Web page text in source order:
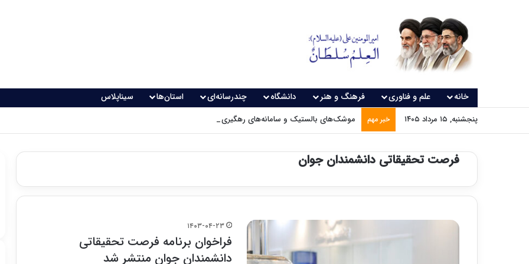
خانه علم و فناوری فرهنگ و هنر دانشگاه چندرسانه‌ای استان‌ها سیناپلاس
پنجشنبه, ۱۵ مرداد ۱۴۰۵ خبر مهم موشک‌های بالستیک و سامانه‌های رهگیری پدافندی چگونه کار می کنند؟
فرصت تحقیقاتی دانشمندان جوان
۱۴۰۳-۰۴-۲۳
فراخوان برنامه فرصت تحقیقاتی
دانشمندان جوان منتشر شد